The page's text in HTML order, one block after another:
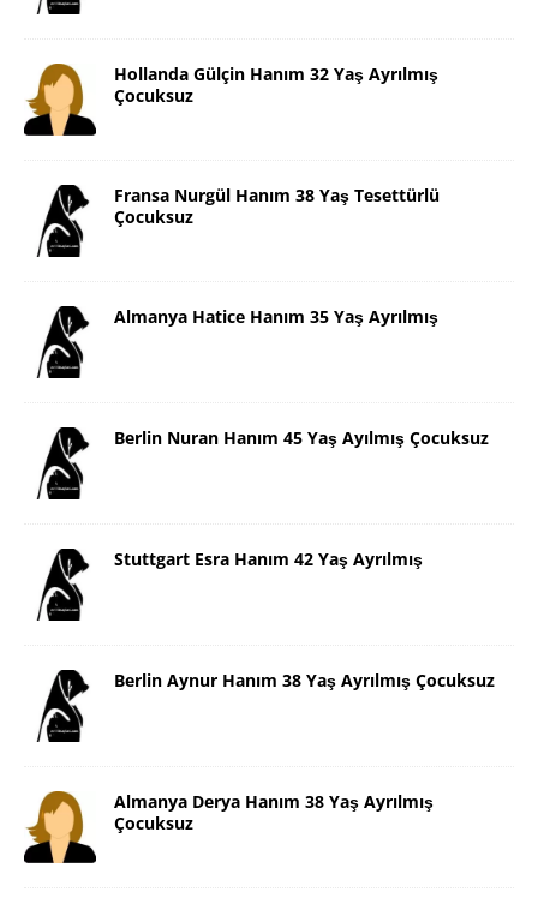
Hollanda Gülçin Hanım 32 Yaş Ayrılmış
Çocuksuz
Fransa Nurgül Hanım 38 Yaş Tesettürlü
Çocuksuz
Almanya Hatice Hanım 35 Yaş Ayrılmış
Berlin Nuran Hanım 45 Yaş Ayılmış Çocuksuz
Stuttgart Esra Hanım 42 Yaş Ayrılmış
Berlin Aynur Hanım 38 Yaş Ayrılmış Çocuksuz
Almanya Derya Hanım 38 Yaş Ayrılmış
Çocuksuz